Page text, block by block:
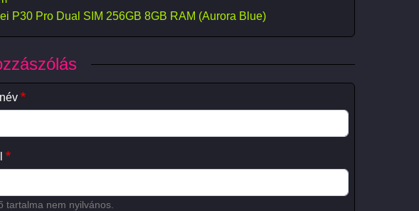
P30 Pro Dual SIM 256GB 8GB RAM (Aurora Blue)
tartalma nem nyilvános.